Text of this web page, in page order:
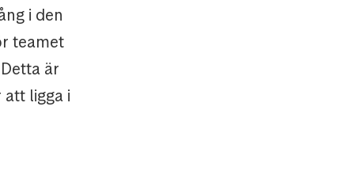
i den
teamet
är
ligga i